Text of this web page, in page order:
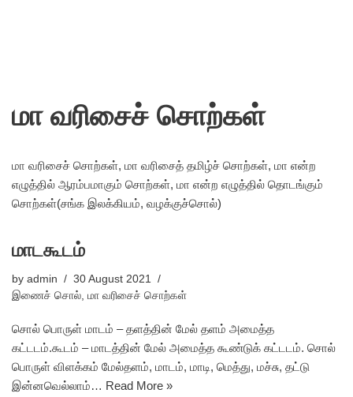
மா வரிசைச் சொற்கள்
மா வரிசைச் சொற்கள், மா வரிசைத் தமிழ்ச் சொற்கள், மா என்ற
எழுத்தில் ஆரம்பமாகும் சொற்கள், மா என்ற எழுத்தில் தொடங்கும்
சொற்கள்(சங்க இலக்கியம், வழக்குச்சொல்)
மாடகூடம்
by admin
30 August 2021
இணைச் சொல், மா வரிசைச் சொற்கள்
சொல் பொருள் மாடம் – தளத்தின் மேல் தளம் அமைத்த
கட்டடம்.கூடம் – மாடத்தின் மேல் அமைத்த கூண்டுக் கட்டடம். சொல்
பொருள் விளக்கம் மேல்தளம், மாடம், மாடி, மெத்து, மச்சு, தட்டு
இன்னவெல்லாம்… Read More »